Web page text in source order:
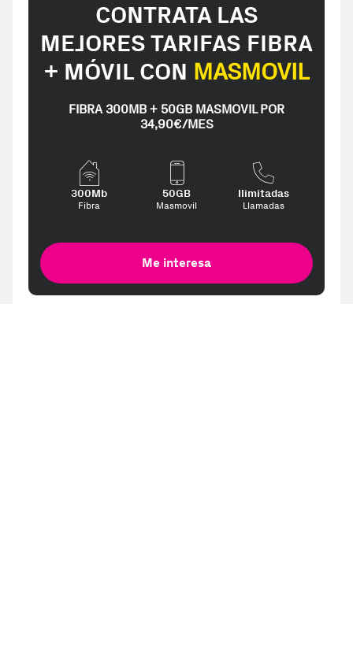
CONTRATA LAS
MEJORES TARIFAS FIBRA
+ MÓVIL CON MASMOVIL
FIBRA 300MB + 50GB MASMOVIL POR
34,90€/MES
300Mb
Fibra
50GB
Masmovil
Ilimitadas
Llamadas
Me interesa